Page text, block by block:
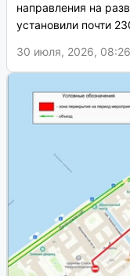
направления на
установили почти
30 июля, 2026, 08:26